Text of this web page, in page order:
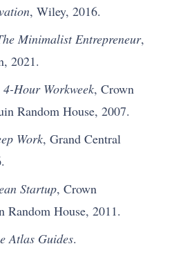
, Wiley, 2016.
Minimalist Entrepreneur,
2021.
4-Hour Workweek, Crown
Random House, 2007.
Work, Grand Central
Startup, Crown
Random House, 2011.
Atlas Guides.